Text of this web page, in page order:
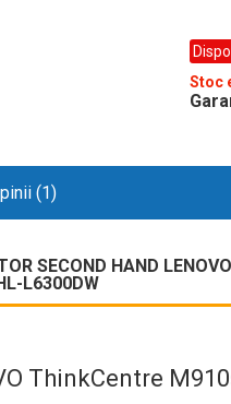
Stoc
(1)
SECOND HAND
L6300DW
ThinkCentre